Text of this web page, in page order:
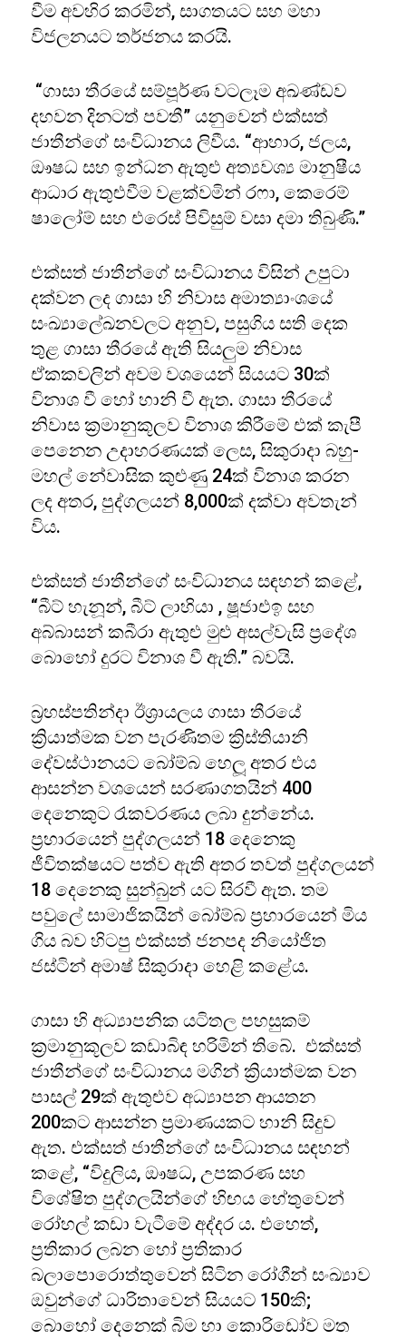
වීම අවහිර කරමින්, සාගතයට සහ මහා
විජලනයට තර්ජනය කරයි.
“ගාසා තීරයේ සම්පූර්ණ වටලෑම අඛණ්ඩව
දහවන දිනටත් පවතී” යනුවෙන් එක්සත්
ජාතීන්ගේ සංවිධානය ලිවීය. “ආහාර, ජලය,
ඖෂධ සහ ඉන්ධන ඇතුළු අත්‍යවශ්‍ය මානුෂීය
ආධාර ඇතුළුවීම වළක්වමින් රෆා, කෙරෙම්
ෂාලෝම් සහ එරෙස් පිවිසුම් වසා දමා තිබුණි.”
එක්සත් ජාතීන්ගේ සංවිධානය විසින් උපුටා
දක්වන ලද ගාසා හි නිවාස අමාත්‍යාංශයේ
සංඛ්‍යාලේඛනවලට අනුව, පසුගිය සති දෙක
තුළ ගාසා තීරයේ ඇති සියලුම නිවාස
ඒකකවලින් අවම වශයෙන් සියයට 30ක්
විනාශ වී හෝ හානි වී ඇත. ගාසා තීරයේ
නිවාස ක්‍රමානුකූලව විනාශ කිරීමේ එක් කැපී
පෙනෙන උදාහරණයක් ලෙස, සිකුරාදා බහු-
මහල් නේවාසික කුළුණු 24ක් විනාශ කරන
ලද අතර, පුද්ගලයන් 8,000ක් දක්වා අවතැන්
විය.
එක්සත් ජාතීන්ගේ සංවිධානය සඳහන් කළේ,
“බීට් හැනූන්, බීට් ලාහියා , ෂූජාඑඉ සහ
අබ්බාසන් කබීරා ඇතුළු මුළු අසල්වැසි ප්‍රදේශ
බොහෝ දුරට විනාශ වී ඇති.” බවයි.
බ්‍රහස්පතින්දා ඊශ්‍රායලය ගාසා තීරයේ
ක්‍රියාත්මක වන පැරණිතම ක්‍රිස්තියානි
දේවස්ථානයට බෝම්බ හෙලූ අතර එය
ආසන්න වශයෙන් සරණාගතයින් 400
දෙනෙකුට රැකවරණය ලබා දුන්නේය.
ප්‍රහාරයෙන් පුද්ගලයන් 18 දෙනෙකු
ජීවිතක්ෂයට පත්ව ඇති අතර තවත් පුද්ගලයන්
18 දෙනෙකු සුන්බුන් යට සිරවී ඇත. තම
පවුලේ සාමාජිකයින් බෝම්බ ප්‍රහාරයෙන් මිය
ගිය බව හිටපු එක්සත් ජනපද නියෝජිත
ජස්ටින් අමාෂ් සිකුරාදා හෙළි කළේය.
ගාසා හි අධ්‍යාපනික යටිතල පහසුකම්
ක්‍රමානුකූලව කඩාබිඳ හරිමින් තිබේ. එක්සත්
ජාතීන්ගේ සංවිධානය මගින් ක්‍රියාත්මක වන
පාසල් 29ක් ඇතුළුව අධ්‍යාපන ආයතන
200කට ආසන්න ප්‍රමාණයකට හානි සිදුව
ඇත. එක්සත් ජාතීන්ගේ සංවිධානය සඳහන්
කළේ, “විදුලිය, ඖෂධ, උපකරණ සහ
විශේෂිත පුද්ගලයින්ගේ හිඟය හේතුවෙන්
රෝහල් කඩා වැටීමේ අද්දර ය. එහෙත්,
ප්‍රතිකාර ලබන හෝ ප්‍රතිකාර
බලාපොරොත්තුවෙන් සිටින රෝගීන් සංඛ්‍යාව
ඔවුන්ගේ ධාරිතාවෙන් සියයට 150කි;
බොහෝ දෙනෙක් බිම හා කොරිඩෝව මත